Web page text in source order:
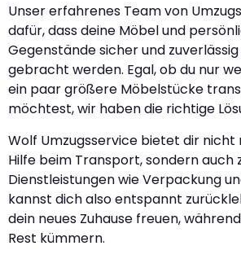
Unser erfahrenes Team von
dafür, dass deine Möbel und
Gegenstände sicher und
gebracht werden. Egal, ob du nur
ein paar größere Möbelstücke
möchtest, wir haben die richtige
Wolf Umzugsservice bietet dir nicht
Hilfe beim Transport, sondern auch
Dienstleistungen wie Verpackung
kannst dich also entspannt
dein neues Zuhause freuen,
Rest kümmern.